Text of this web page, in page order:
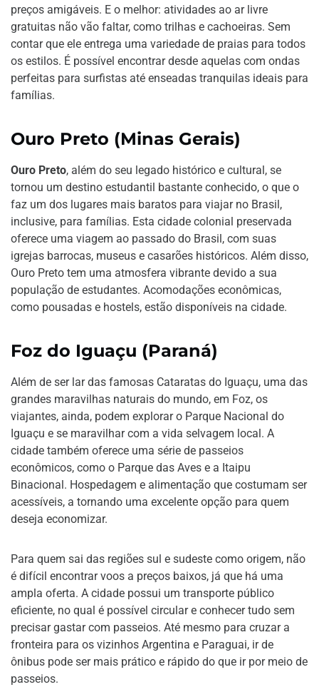
preços amigáveis. E o melhor: atividades ao ar livre
gratuitas não vão faltar, como trilhas e cachoeiras. Sem
contar que ele entrega uma variedade de praias para todos
os estilos. É possível encontrar desde aquelas com ondas
perfeitas para surfistas até enseadas tranquilas ideais para
famílias.
Ouro Preto (Minas Gerais)
Ouro Preto, além do seu legado histórico e cultural, se
tornou um destino estudantil bastante conhecido, o que o
faz um dos lugares mais baratos para viajar no Brasil,
inclusive, para famílias. Esta cidade colonial preservada
oferece uma viagem ao passado do Brasil, com suas
igrejas barrocas, museus e casarões históricos. Além disso,
Ouro Preto tem uma atmosfera vibrante devido a sua
população de estudantes. Acomodações econômicas,
como pousadas e hostels, estão disponíveis na cidade.
Foz do Iguaçu (Paraná)
Além de ser lar das famosas Cataratas do Iguaçu, uma das
grandes maravilhas naturais do mundo, em Foz, os
viajantes, ainda, podem explorar o Parque Nacional do
Iguaçu e se maravilhar com a vida selvagem local. A
cidade também oferece uma série de passeios
econômicos, como o Parque das Aves e a Itaipu
Binacional. Hospedagem e alimentação que costumam ser
acessíveis, a tornando uma excelente opção para quem
deseja economizar.
Para quem sai das regiões sul e sudeste como origem, não
é difícil encontrar voos a preços baixos, já que há uma
ampla oferta. A cidade possui um transporte público
eficiente, no qual é possível circular e conhecer tudo sem
precisar gastar com passeios. Até mesmo para cruzar a
fronteira para os vizinhos Argentina e Paraguai, ir de
ônibus pode ser mais prático e rápido do que ir por meio de
passeios.